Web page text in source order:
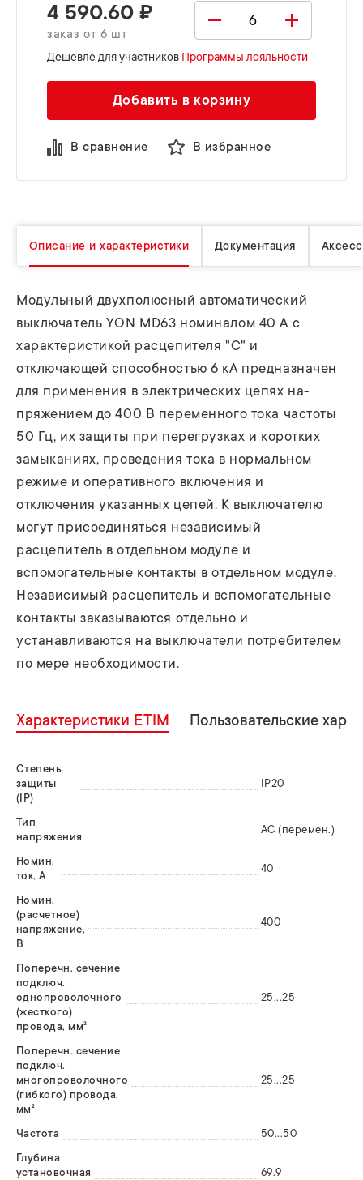
4 590.60 ₽
заказ от 6 шт
Дешевле для участников Программы лояльности
Добавить в корзину
В сравнение В избранное
Описание и характеристики Документация
Модульный двухполюсный автоматический
выключатель YON MD63 номиналом 40 A с
характеристикой расцепителя "C" и
отключающей способностью 6 кА предназначен
для применения в электрических цепях на­
пряжением до 400 В переменного тока частоты
50 Гц, их защиты при перегрузках и коротких
замыканиях, проведения тока в нормальном
режиме и оперативного включения и
отключения указанных цепей. К выключателю
могут присоединяться независимый
расцепитель в от­дельном модуле и
вспомогательные контакты в отдельном модуле.
Независимый расцепитель и вспомогательные
контакты заказываются отдельно и
устанавливаются на выключатели потребителем
по мере необходимости.
Характеристики ETIM Пользовательские
Степень
защиты
(IP)
IP20
Тип
напряжения
AC (перемен.)
Номин.
ток, А
40
Номин.
(расчетное)
напряжение,
В
400
Поперечн. сечение
подключ.
однопроволочного
(жесткого)
провода, мм²
25...25
Поперечн. сечение
подключ.
многопроволочного
(гибкого) провода,
мм²
25...25
Частота
50...50
Глубина
установочная
69.9